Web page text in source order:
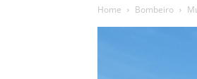
Home Bombeiro